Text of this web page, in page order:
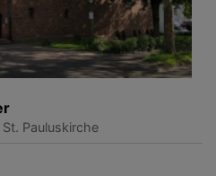
Pauluskirche